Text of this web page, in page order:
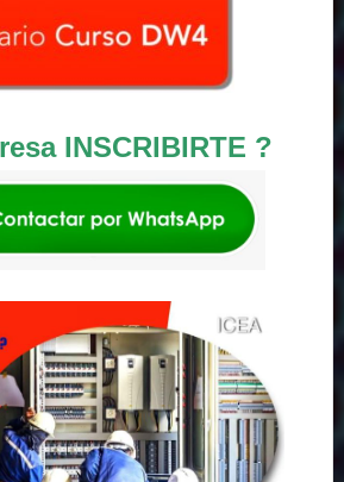
INSCRIBIRTE ?